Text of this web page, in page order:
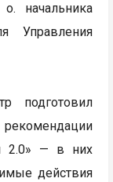
начальника
Управления
подготовил
2.0» — в них
действия